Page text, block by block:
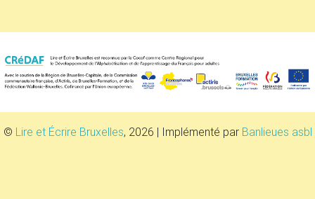
© Lire et Écrire Bruxelles, 2026 | Implémenté par Banlieues asbl